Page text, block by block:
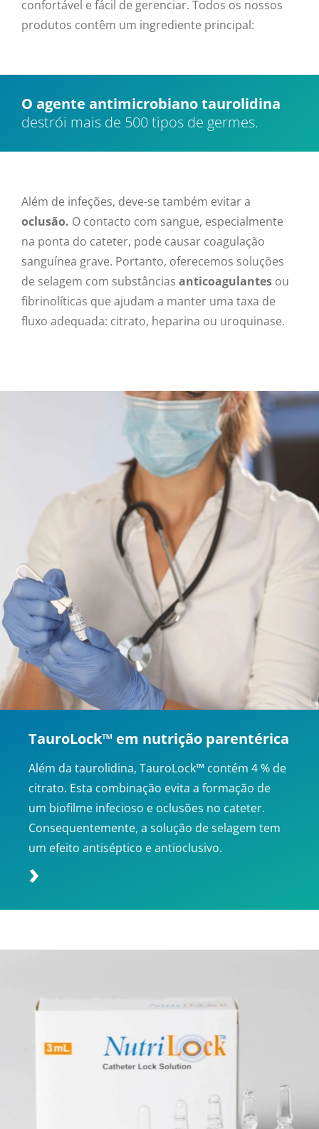
confortável e fácil de gerenciar. Todos os nossos
produtos contêm um ingrediente principal:
O agente antimicrobiano taurolidina
destrói mais de 500 tipos de germes.
Além de infeções, deve-se também evitar a
oclusão. O contacto com sangue, especialmente
na ponta do cateter, pode causar coagulação
sanguínea grave. Portanto, oferecemos soluções
de selagem com substâncias anticoagulantes ou
fibrinolíticas que ajudam a manter uma taxa de
fluxo adequada: citrato, heparina ou uroquinase.
TauroLock™ em nutrição parentérica
Além da taurolidina, TauroLock™ contém 4 % de
citrato. Esta combinação evita a formação de
um biofilme infecioso e oclusões no cateter.
Consequentemente, a solução de selagem tem
um efeito antiséptico e antioclusivo.